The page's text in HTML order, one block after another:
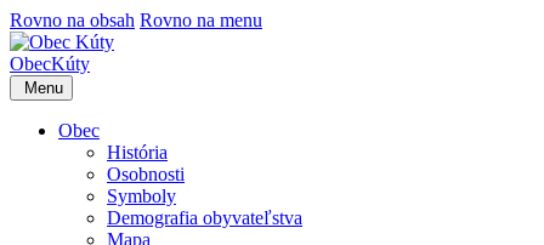
Rovno na obsah Rovno na menu
ObecKúty
Menu
Obec
História
Osobnosti
Symboly
Demografia obyvateľstva
Mapa